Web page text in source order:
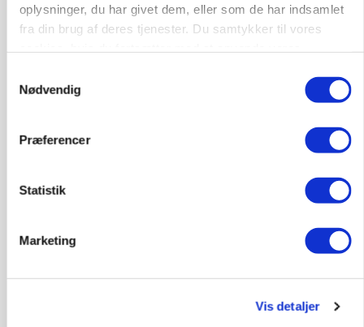
oplysninger, du har givet dem, eller som de har indsamlet
fra din brug af deres tjenester. Du samtykker til vores
Nødvendig
Præferencer
Statistik
Marketing
Vis detaljer
ARRANGEMENT
Loading...